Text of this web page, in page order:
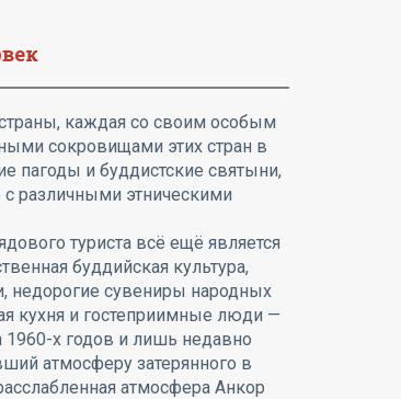
каждая со своим особым
сокровищами этих стран в
пагоды и буддистские святыни,
различными этническими
туриста всё ещё является
буддийская культура,
недорогие сувениры народных
кухня и гостеприимные люди —
1960-х годов и лишь недавно
атмосферу затерянного в
атмосфера Анкор